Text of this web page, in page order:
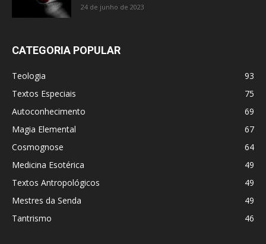
24 de junho de 2023
CATEGORIA POPULAR
Teologia
93
Textos Especiais
75
Autoconhecimento
69
Magia Elemental
67
Cosmognose
64
Medicina Esotérica
49
Textos Antropológicos
49
Mestres da Senda
49
Tantrismo
46